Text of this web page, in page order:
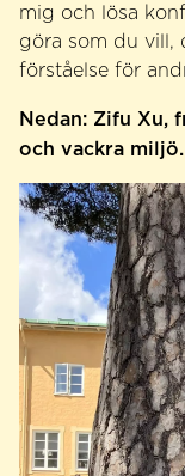
mig och lösa
göra som du vill,
förståelse för
Nedan: Zifu Xu,
och vackra miljö.